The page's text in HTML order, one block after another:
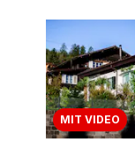
MIT VIDEO